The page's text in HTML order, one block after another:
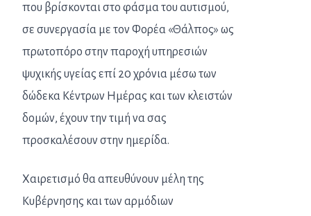
που βρίσκονται στο φάσμα του αυτισμού,
σε συνεργασία με τον Φορέα «Θάλπος» ως
πρωτοπόρο στην παροχή υπηρεσιών
ψυχικής υγείας επί 20 χρόνια μέσω των
δώδεκα Κέντρων Ημέρας και των κλειστών
δομών, έχουν την τιμή να σας
προσκαλέσουν στην ημερίδα.
Χαιρετισμό θα απευθύνουν μέλη της
Κυβέρνησης και των αρμόδιων